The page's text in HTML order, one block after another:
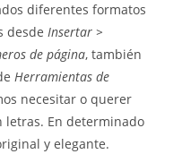
diferentes formatos
desdeInsertar >
de página, también
Herramientas de
necesitar o querer
letras. En determinado
y elegante.